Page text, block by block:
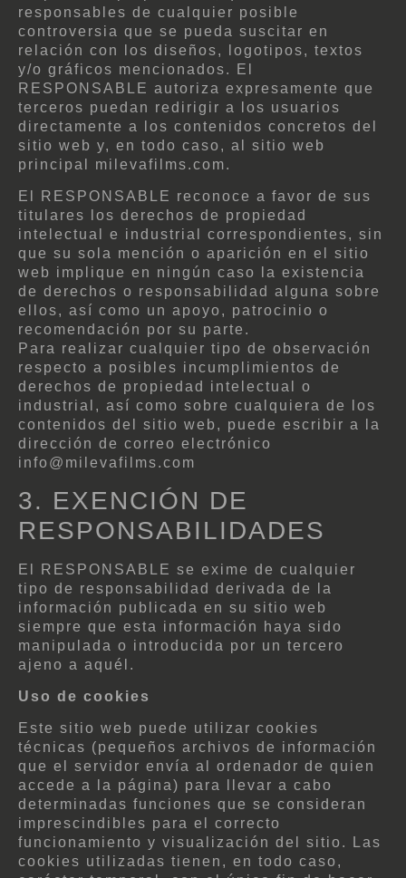
responsables de cualquier posible
controversia que se pueda suscitar en
relación con los diseños, logotipos, textos
y/o gráficos mencionados. El
RESPONSABLE autoriza expresamente que
terceros puedan redirigir a los usuarios
directamente a los contenidos concretos del
sitio web y, en todo caso, al sitio web
principal milevafilms.com.
El RESPONSABLE reconoce a favor de sus
titulares los derechos de propiedad
intelectual e industrial correspondientes, sin
que su sola mención o aparición en el sitio
web implique en ningún caso la existencia
de derechos o responsabilidad alguna sobre
ellos, así como un apoyo, patrocinio o
recomendación por su parte.
Para realizar cualquier tipo de observación
respecto a posibles incumplimientos de
derechos de propiedad intelectual o
industrial, así como sobre cualquiera de los
contenidos del sitio web, puede escribir a la
dirección de correo electrónico
info@milevafilms.com
3. EXENCIÓN DE
RESPONSABILIDADES
El RESPONSABLE se exime de cualquier
tipo de responsabilidad derivada de la
información publicada en su sitio web
siempre que esta información haya sido
manipulada o introducida por un tercero
ajeno a aquél.
Uso de cookies
Este sitio web puede utilizar cookies
técnicas (pequeños archivos de información
que el servidor envía al ordenador de quien
accede a la página) para llevar a cabo
determinadas funciones que se consideran
imprescindibles para el correcto
funcionamiento y visualización del sitio. Las
cookies utilizadas tienen, en todo caso,